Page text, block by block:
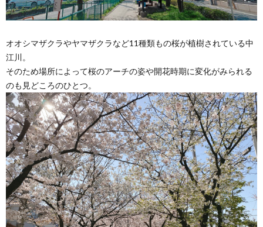
オオシマザクラやヤマザクラなど11種類もの桜が植樹されている中
江川。
そのため場所によって桜のアーチの姿や開花時期に変化がみられる
のも見どころのひとつ。